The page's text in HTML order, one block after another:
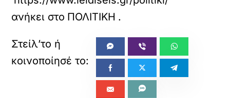
ανήκει στο ΠΟΛΙΤΙΚΗ .